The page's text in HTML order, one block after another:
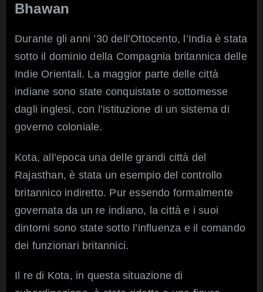
Bhawan
Durante gli anni ’30 dell’Ottocento, l’India è stata
sotto il dominio della Compagnia britannica delle
Indie Orientali. La maggior parte delle città
indiane sono state conquistate o sottomesse
dagli inglesi, con l’istituzione di un sistema di
governo coloniale.
Kota, all’epoca una delle grandi città del
Rajasthan, è stata un esempio del controllo
britannico indiretto. Pur essendo formalmente
governata da un re indiano, la città e i suoi
dintorni sono state sotto l’influenza e il comando
dei funzionari britannici.
Il re di Kota, in questa situazione di